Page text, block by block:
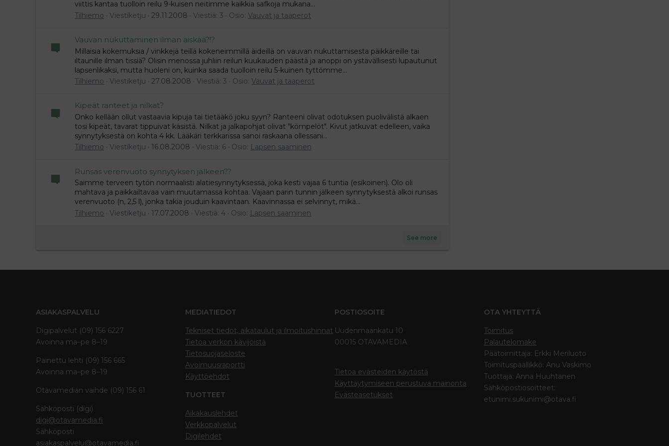
viittis kantaa tuolloin reilu 9-kuisen neitimme kaikkia safkoja mukana...
Tilhiemo
Viestiketju 29.11.2008 Viestiä: 3 Osio: Vauvat ja taaperot
Vauvan nukuttaminen ilman äiskää?!?
Millaisia kokemuksia / vinkkejä teillä kokeneimmillä äideillä on vauvan nukuttamisesta päikkäreille tai
iltaunille ilman tissiä? Olisin menossa juhliin reilun kuukauden päästä ja anoppi on ystävällisesti lupautunut
lapsenlikaksi, mutta huoleni on, kuinka saada tuolloin reilu 5-kuinen tyttömme...
Tilhiemo
Viestiketju 27.08.2008 Viestiä: 3 Osio: Vauvat ja taaperot
Kipeät ranteet ja nilkat?
Onko kellään ollut vastaavia kipuja tai tietääkö joku syyn? Ranteeni olivat odotuksen puolivälistä alkaen
tosi kipeät, tavarat tippuivat käsistä. Nilkat ja jalkapohjat olivat "kömpelöt". Kivut jatkuvat edelleen, vaika
synnytyksestä on kohta 4 kk. Lääkäri terkkarissa sanoi raskaana ollessani...
Tilhiemo
Viestiketju 16.08.2008 Viestiä: 6 Osio: Lapsen saaminen
Runsas verenvuoto synnytyksen jälkeen??
Saimme terveen tytön normaalisti alatiesynnytyksessä, joka kesti vajaa 6 tuntia (esikoinen). Olo oli
mahtava ja paikkailtavaa vain muutamassa kohtaa. Vajaan parin tunnin jälkeen synnytyksestä alkoi runsas
verenvuoto (n, 2,5 l), jonka takia jouduin kaavintaan. Kaavinnassa ei selvinnyt, mikä...
Tilhiemo
Viestiketju 17.07.2008 Viestiä: 4 Osio: Lapsen saaminen
See more
ASIAKASPALVELU
Digipalvelut (09) 156 6227
Avoinna ma–pe 8–19
Painettu lehti (09) 156 665
Avoinna ma–pe 8–19
Otavamedian vaihde (09) 156 61
Sähköposti (digi)
digi@otavamedia.fi
Sähköposti
asiakaspalvelu@otavamedia.fi
MEDIATIEDOT
Tekniset tiedot, aikataulut ja ilmoitushinnat
Tietoa verkon kävijöistä
Tietosuojaseloste
Avoimuusraportti
Käyttöehdot
TUOTTEET
Aikakauslehdet
Verkkopalvelut
Digilehdet
POSTIOSOITE
Uudenmaankatu 10
00015 OTAVAMEDIA
Tietoa evästeiden käytöstä
Käyttäytymiseen perustuva mainonta
Evästeasetukset
OTA YHTEYTTÄ
Toimitus
Palautelomake
Päätoimittaja: Erkki Meriluoto
Toimituspäällikkö: Anu Vaskimo
Tuottaja: Anna Huuhtanen
Sähköpostiosoitteet:
etunimi.sukunimi@otava.fi